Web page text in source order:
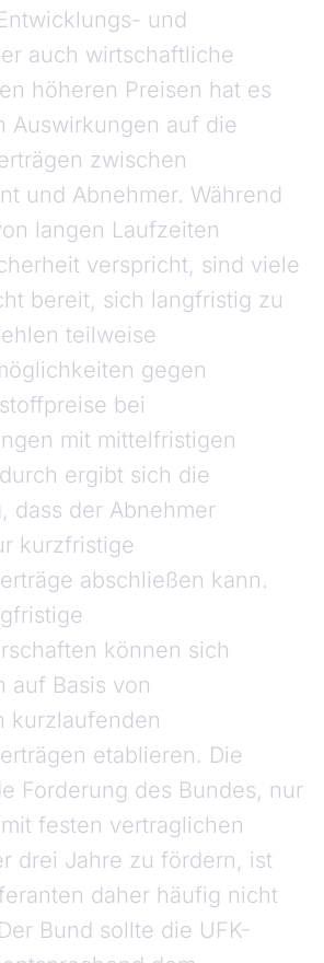
und
auch wirtschaftliche
höheren Preisen hat es
Auswirkungen auf die
zwischen
und Abnehmer. Während
langen Laufzeiten
verspricht, sind viele
bereit, sich langfristig zu
teilweise
gegen
bei
mit mittelfristigen
ergibt sich die
dass der Abnehmer
kurzfristige
abschließen kann.
können sich
auf Basis von
kurzlaufenden
etablieren. Die
Forderung des Bundes, nur
festen vertraglichen
drei Jahre zu fördern, ist
daher häufig nicht
Bund sollte die UFK-